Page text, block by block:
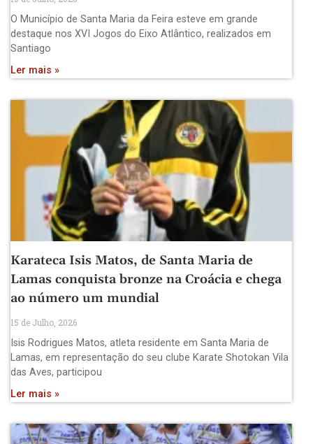
O Município de Santa Maria da Feira esteve em grande
destaque nos XVI Jogos do Eixo Atlântico, realizados em
Santiago
Ler mais »
Karateca Isis Matos, de Santa Maria de
Lamas conquista bronze na Croácia e chega
ao número um mundial
15 de Julho, 2026
Isis Rodrigues Matos, atleta residente em Santa Maria de
Lamas, em representação do seu clube Karate Shotokan Vila
das Aves, participou
Ler mais »